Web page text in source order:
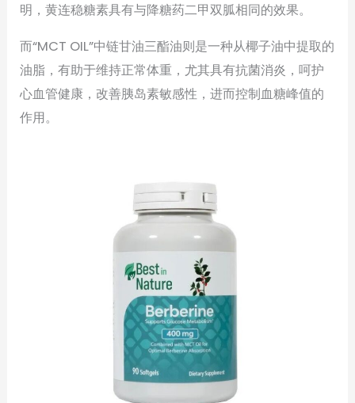
明，黄连稳糖素具有与降糖药二甲双胍相同的效果。
而“MCT OIL”中链甘油三酯油则是一种从椰子油中提取的
油脂，有助于维持正常体重，尤其具有抗菌消炎，呵护
心血管健康，改善胰岛素敏感性，进而控制血糖峰值的
作用。